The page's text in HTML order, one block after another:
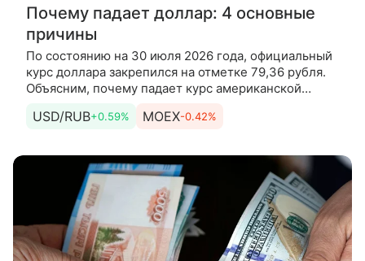
Почему падает доллар: 4 основные
причины
По состоянию на 30 июля 2026 года, официальный
курс доллара закрепился на отметке 79,36 рубля.
Объясним, почему падает курс американской
USD/RUB+0.59% MOEX-0.42%